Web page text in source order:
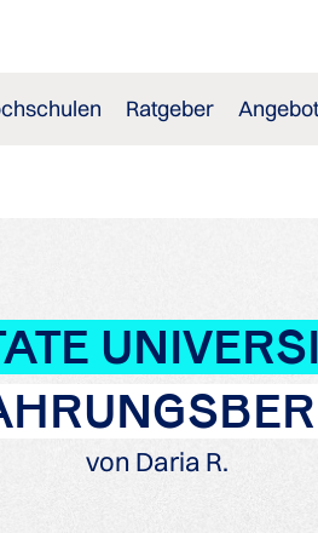
Ratgeber Angebot
von Daria R.